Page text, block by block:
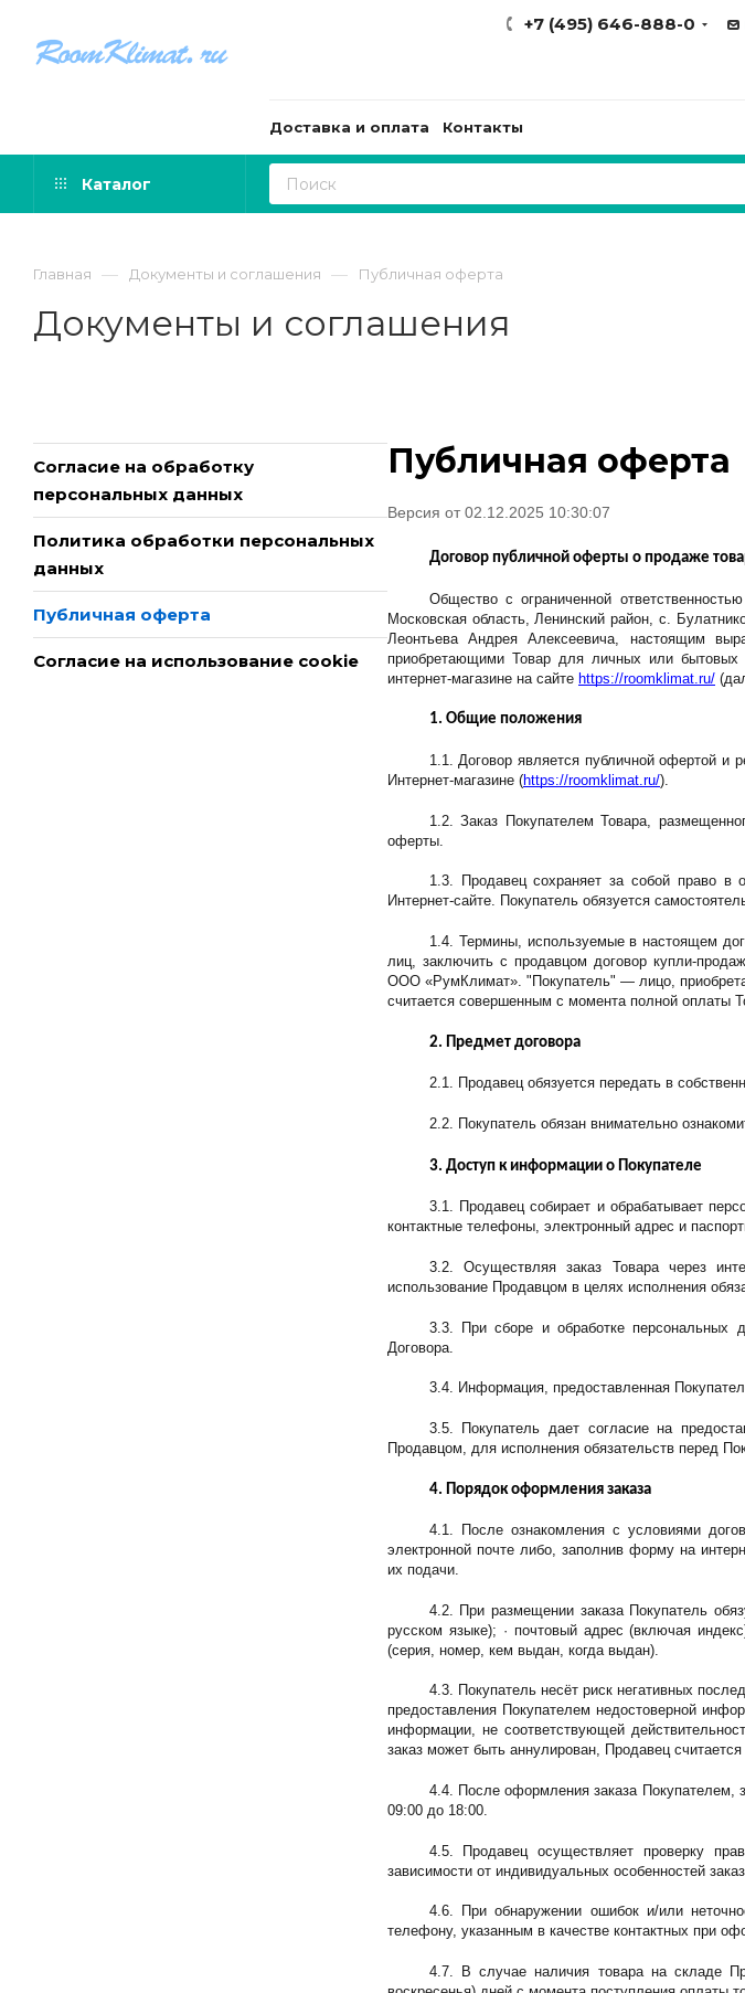
+7 (495) 646-888-0
Доставка и оплата Контакты
Каталог
Главная — Документы и соглашения — Публичная оферта
Документы и соглашения
Согласие на обработку
персональных данных
Политика обработки персональных
данных
Публичная оферта
Согласие на использование cookie
Публичная оферта
Версия от 02.12.2025 10:30:07
Договор публичной оферты о продаже
Общество с ограниченной
Московская область, Ленинский район, с.
Леонтьева Андрея Алексеевича, настоящим
приобретающими Товар для личных или
интернет-магазине на сайте https://roomklimat.ru/
1. Общие положения
1.1. Договор является публичной офертой и
Интернет-магазине (https://roomklimat.ru/).
1.2. Заказ Покупателем Товара,
оферты.
1.3. Продавец сохраняет за собой право в
Интернет-сайте. Покупатель обязуется
1.4. Термины, используемые в настоящем
лиц, заключить с продавцом договор купли-
ООО «РумКлимат». "Покупатель" — лицо,
считается совершенным с момента полной оплаты
2. Предмет договора
2.1. Продавец обязуется передать в
2.2. Покупатель обязан внимательно
3. Доступ к информации о Покупателе
3.1. Продавец собирает и обрабатывает
контактные телефоны, электронный адрес и
3.2. Осуществляя заказ Товара через
использование Продавцом в целях исполнения
3.3. При сборе и обработке персональных
Договора.
3.4. Информация, предоставленная
3.5. Покупатель дает согласие на
Продавцом, для исполнения обязательств перед
4. Порядок оформления заказа
4.1. После ознакомления с условиями
электронной почте либо, заполнив форму на
их подачи.
4.2. При размещении заказа Покупатель
русском языке); · почтовый адрес (включая
(серия, номер, кем выдан, когда выдан).
4.3. Покупатель несёт риск негативных
предоставления Покупателем недостоверной
информации, не соответствующей
заказ может быть аннулирован, Продавец
4.4. После оформления заказа Покупателем,
09:00 до 18:00.
4.5. Продавец осуществляет проверку
зависимости от индивидуальных особенностей
4.6. При обнаружении ошибок и/или
телефону, указанным в качестве контактных при
4.7. В случае наличия товара на складе